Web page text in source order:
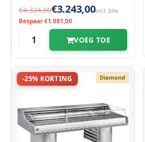
€4.324,00€3.243,00excl. btw
Bespaar €1.081,00
VOEG TOE
-25% KORTING Diamond